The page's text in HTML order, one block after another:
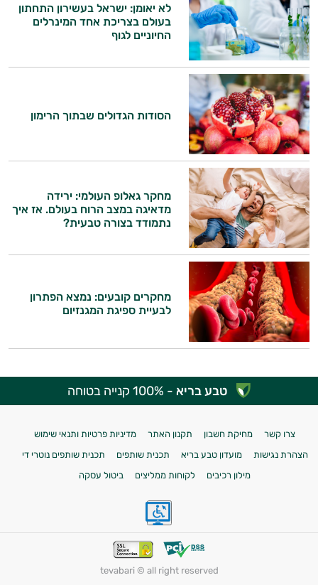
לא יאומן: ישראל בעשירון התחתון
בעולם בצריכת אחד המינרלים
החיוניים לגוף
הסודות הגדולים שבתוך הרימון
מחקר גאלופ העולמי: ירידה
מדאיגה במצב הרוח בעולם. אז איך
נתמודד בצורה טבעית?
מחקרים קובעים: נמצא הפתרון
לבעיית ספיגת המגנזיום
טבע בריא - 100% קנייה בטוחה
צרו קשר מחיקת חשבון תקנון האתר
מדיניות פרטיות ותנאי שימוש
הצהרת נגישות
מועדון טבע בריא תכנית שותפים
תכנית שותפים נוטרי די
מילון רכיבים
לקוחות ממליצים ביטול עסקה
tevabari © all right reserved